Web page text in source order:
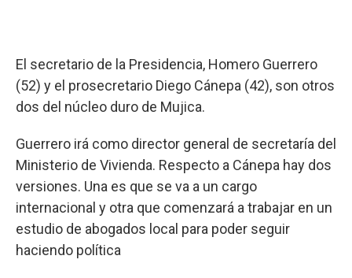
El secretario de la Presidencia, Homero Guerrero
(52) y el prosecretario Diego Cánepa (42), son otros
dos del núcleo duro de Mujica.
Guerrero irá como director general de secretaría del
Ministerio de Vivienda. Respecto a Cánepa hay dos
versiones. Una es que se va a un cargo
internacional y otra que comenzará a trabajar en un
estudio de abogados local para poder seguir
haciendo política